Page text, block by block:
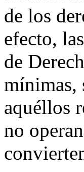
de los
efecto,
de
mínimas,
aquéllos
no